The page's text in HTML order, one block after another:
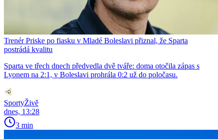
Trenér Priske po fiasku v Mladé Boleslavi přiznal, že Sparta
postrádá kvalitu
Sparta ve třech dnech předvedla dvě tváře: doma otočila zápas s
Lyonem na 2:1, v Boleslavi prohrála 0:2 už do poločasu.
SportyŽivě
dnes, 13:28
3 min